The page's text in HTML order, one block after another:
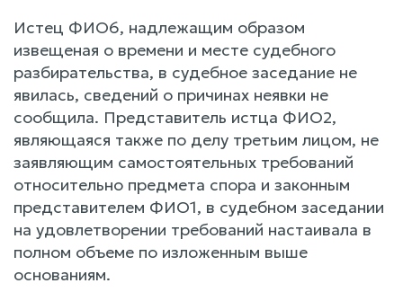
Истец ФИО6, надлежащим образом
извещеная о времени и месте судебного
разбирательства, в судебное заседание не
явилась, сведений о причинах неявки не
сообщила. Представитель истца ФИО2,
являющаяся также по делу третьим лицом, не
заявляющим самостоятельных требований
относительно предмета спора и законным
представителем ФИО1, в судебном заседании
на удовлетворении требований настаивала в
полном объеме по изложенным выше
основаниям.